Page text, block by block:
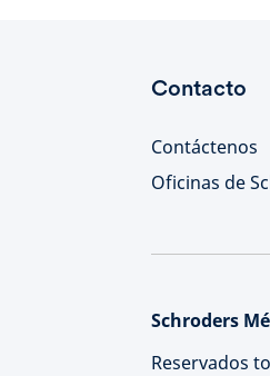
Contacto
Contáctenos
Oficinas de
Schroders
Reservados